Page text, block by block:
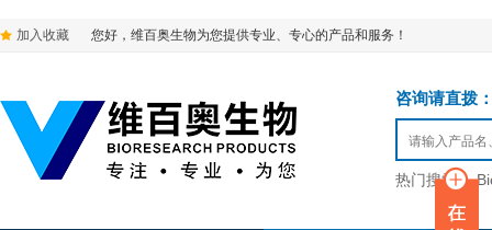
加入收藏 您好，维百奥生物为您提供专业、专心的产品和服务！
咨询请直拨
热门搜索：